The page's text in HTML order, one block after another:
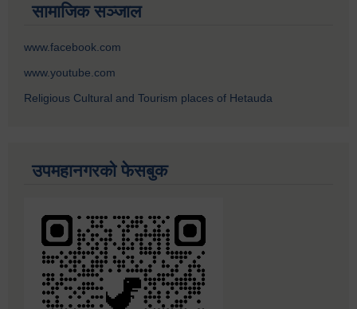
सामाजिक सञ्जाल
www.facebook.com
www.youtube.com
Religious Cultural and Tourism places of Hetauda
उपमहानगरको फेसबुक